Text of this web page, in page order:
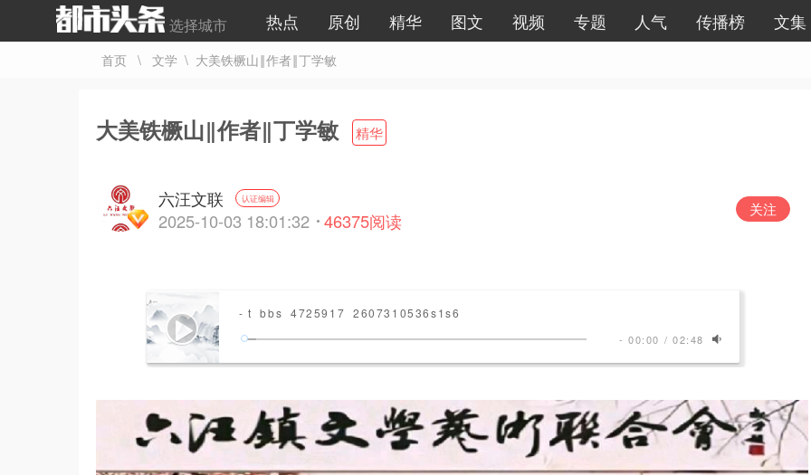
选择城市 热点 原创 精华 图文 视频 专题 人气 传播榜 文集
首页 \ 文学 \ 大美铁橛山‖作者‖丁学敏
大美铁橛山‖作者‖丁学敏 精华
六汪文联 认证编辑
2025-10-03 18:01:32 46375阅读
关注
- t_bbs_4725917_2607310536s1s6
- 00:00 / 02:48